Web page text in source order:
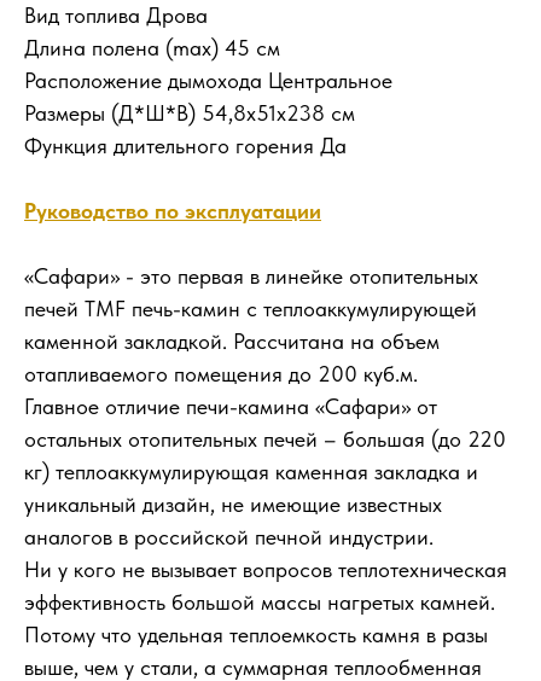
Вид топлива Дрова
Длина полена (max) 45 см
Расположение дымохода Центральное
Размеры (Д*Ш*В) 54,8х51х238 см
Функция длительного горения Да
Руководство по эксплуатации
«Сафари» - это первая в линейке отопительных
печей TMF печь-камин с теплоаккумулирующей
каменной закладкой. Рассчитана на объем
отапливаемого помещения до 200 куб.м.
Главное отличие печи-камина «Сафари» от
остальных отопительных печей – большая (до 220
кг) теплоаккумулирующая каменная закладка и
уникальный дизайн, не имеющие известных
аналогов в российской печной индустрии.
Ни у кого не вызывает вопросов теплотехническая
эффективность большой массы нагретых камней.
Потому что удельная теплоемкость камня в разы
выше, чем у стали, а суммарная теплообменная